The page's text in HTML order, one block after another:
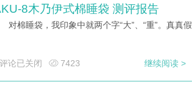
8木乃伊式棉睡袋 测评报告
棉睡袋，我印象中就两个字“大”、“重”。真真假
评论已关闭 7423 继续阅读 >